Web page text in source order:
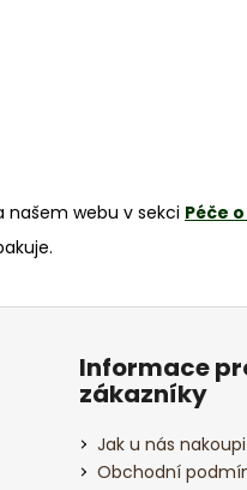
webu v sekci Péče
Informace
zákazníky
Jak u nás
Obchodní